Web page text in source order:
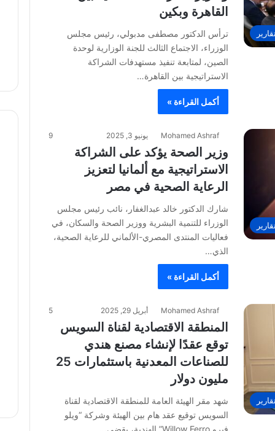
القاهرة وبكين
ترأس الدكتور مصطفى مدبولي، رئيس مجلس
الوزراء، الاجتماع الثالث للجنة الوزارية لوحدة
الصين، لمتابعة تنفيذ مستهدفات الشراكة
الاستراتيجية بين القاهرة…
أكمل القراءة »
Mohamed Ashraf يونيو 3, 2025 9
وزير الصحة يؤكد على الشراكة
الاستراتيجية مع ألمانيا لتعزيز
الرعاية الصحية في مصر
شارك الدكتور خالد عبدالغفار، نائب رئيس مجلس
الوزراء للتنمية البشرية ووزير الصحة والسكان، في
فعاليات المنتدى المصري-الألماني للرعاية الصحية،
الذي…
أكمل القراءة »
Mohamed Ashraf أبريل 29, 2025 5
المنطقة الاقتصادية لقناة السويس
توقع عقدًا لإنشاء مصنع هندي
للصناعات المعدنية باستثمارات 25
مليون دولار
شهد مقر الهيئة العامة للمنطقة الاقتصادية لقناة
السويس توقيع عقد هام بين الهيئة وشركة “ويلو
فيرو Willow Ferro” الهندية، يقضي…